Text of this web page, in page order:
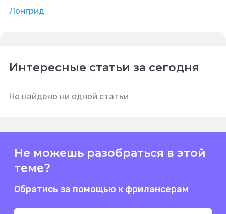
Лонгрид
Интересные статьи за сегодня
Не найдено ни одной статьи
Не можешь разобраться в этой
теме?
Обратись за помощью к фрилансерам